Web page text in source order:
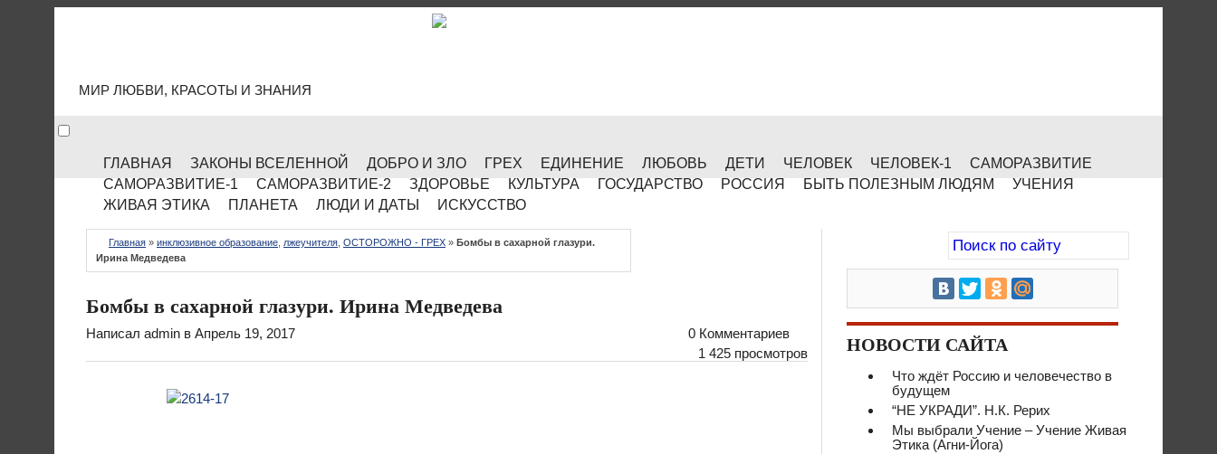
МИР ЛЮБВИ, КРАСОТЫ И ЗНАНИЯ
ГЛАВНАЯ ЗАКОНЫ ВСЕЛЕННОЙ ДОБРО И ЗЛО ГРЕХ ЕДИНЕНИЕ ЛЮБОВЬ ДЕТИ ЧЕЛОВЕК ЧЕЛОВЕК-1
САМОРАЗВИТИЕ
САМОРАЗВИТИЕ-1
САМОРАЗВИТИЕ-2 ЗДОРОВЬЕ КУЛЬТУРА ГОСУДАРСТВО РОССИЯ БЫТЬ ПОЛЕЗНЫМ ЛЮДЯМ
УЧЕНИЯ
ЖИВАЯ ЭТИКА
ПЛАНЕТА ЛЮДИ И ДАТЫ ИСКУССТВО
Главная » инклюзивное образование лжеучителя ОСТОРОЖНО - ГРЕХ » Бомбы в сахарной глазури.
Ирина Медведева
Бомбы в сахарной глазури. Ирина Медведева
Написал admin в Апрель 19, 2017
0 Комментариев
1 425 просмотров
НОВОСТИ САЙТА
Что ждёт Россию и человечество в
будущем
“НЕ УКРАДИ”. Н.К. Рерих
Мы выбрали Учение – Учение Живая
Этика (Агни-Йога)